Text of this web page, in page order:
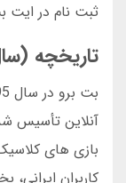
ثبت نام در
تاریخچه (سال
آنلاین تأسیس
بازی های
کاربران